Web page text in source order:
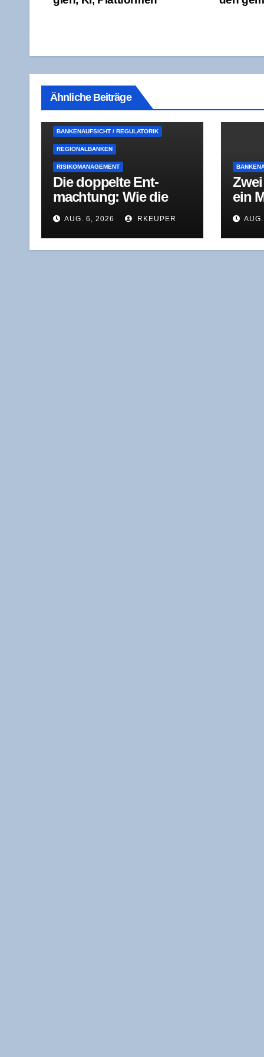
Ähnliche Beiträge
BANKENAUFSICHT / REGULATORIK
REGIONALBANKEN
RISIKOMANAGEMENT
Die dop­pel­te Ent­
mach­tung: Wie die
BaFin bei einer
Genos­sen­schafts­bank
durchgreift
AUG. 6, 2026 RKEUPER
ein
und
der